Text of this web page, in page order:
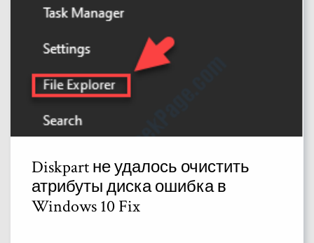
Diskpart не удалось очистить
атрибуты диска ошибка в
Windows 10 Fix